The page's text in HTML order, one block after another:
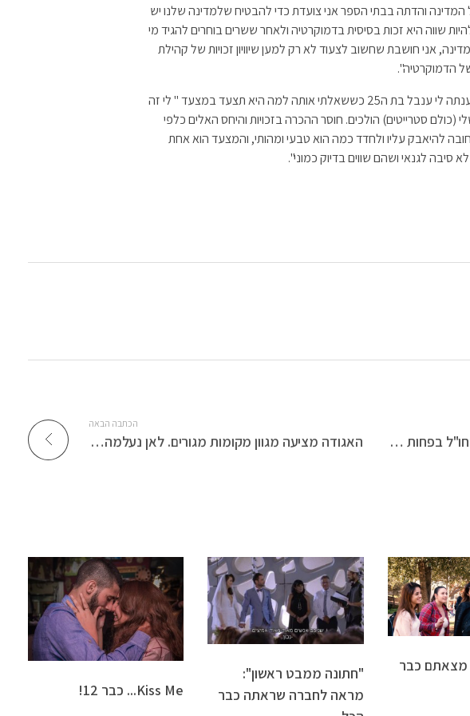
והדתה בבתי הספר אני צועדת כדי להבטיח שלמדינה שלנו יש
שווה היא זכות בסיסית בדמוקרטיה ולאחר ששרים בוחרים להגיד מי
אני חושבת שחשוב לצעוד לא רק למען שיוויון זכויות של קהילת
הדמוקרטיה".
"מה זאת אומרת? זה לא ברור?" ענתה לי ענבל בת ה25 כששאלתי אותה למה היא תצעד במצעד " לי זה
(כולם סטרייטים) הולכים. חוסר ההכרה בזכויות והיחס האלים כלפי
להיאבק עליו ולחדד כמה הוא טבעי ומהותי, והמצעד הוא אחת
לגנאי ושהם שווים בדיוק כמוני".
עניים ונהנים: חופשה סטודנטיאלית בחו"ל בפחות מאלף שקל
הכתבה הבאה
האגודה מציעה מגוון מקומות מגורים. לאן נעלמה שדרות?
מצאתם כבר
"חתונה ממבט ראשון":
מראה לחברה שראתה כבר
Kiss Me... כבר 12!